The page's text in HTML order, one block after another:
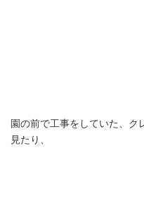
園の前で工事をしていた、ク
見たり、